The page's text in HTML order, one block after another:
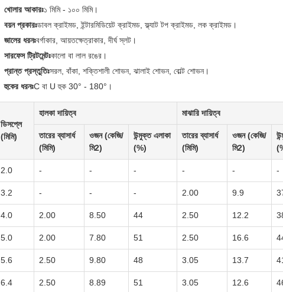
খোলার আকারঃ১ মিমি - ১০০ মিমি।
বয়ন প্রকারঃডাবল ক্রাইমড, ইন্টারমিডিয়েট ক্রাইমড, ফ্ল্যাট টপ ক্রাইমড, লক ক্রাইমড।
জালের ধরনঃবর্গাকার, আয়তক্ষেত্রাকার, দীর্ঘ স্লট।
সারফেস ট্রিটমেন্টঃকালো বা লাল রঙের।
প্রান্ত প্রস্তুতিঃসরল, বাঁকা, শক্তিশালী শোভন, ঝালাই শোভন, বোল্ট শোভন।
হুকের ধরনঃC বা U হুক 30° - 180°।
ডিসপ্লে
(মিমি)
হালকা দায়িত্ব মাঝারি দায়িত্ব
তারের ব্যাসার্ধ
(মিমি)
ওজন (কেজি/
মি2)
উন্মুক্ত এলাকা
(%)
তারের ব্যাসার্ধ
(মিমি)
ওজন (কেজি/
মি2)
2.0 - - - - - -
3.2 - - - 2.00 9.9
4.0 2.00 8.50 44 2.50 12.2
5.0 2.00 7.80 51 2.50 16.6
5.6 2.50 9.80 48 3.05 13.7
6.4 2.50 8.89 51 3.05 12.6